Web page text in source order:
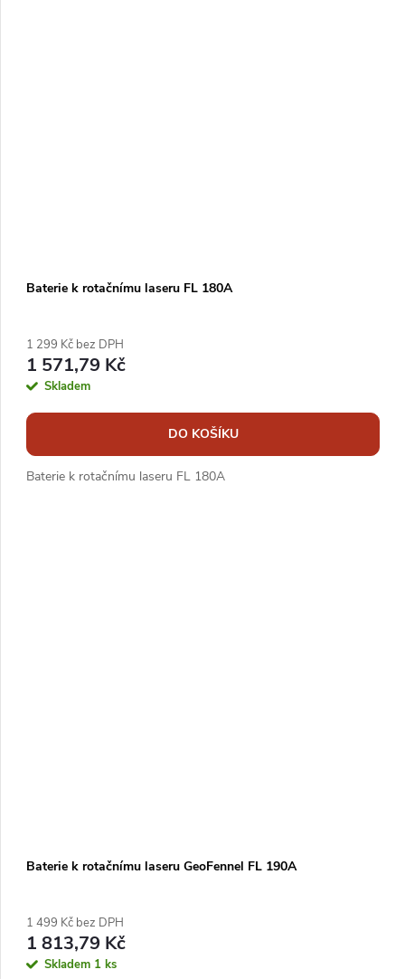
Baterie k rotačnímu laseru FL 180A
1 299 Kč bez DPH
1 571,79 Kč
Skladem
DO KOŠÍKU
Baterie k rotačnímu laseru FL 180A
Baterie k rotačnímu laseru GeoFennel FL 190A
1 499 Kč bez DPH
1 813,79 Kč
Skladem 1 ks